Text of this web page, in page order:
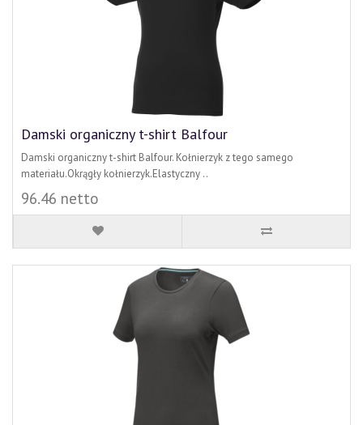
Damski organiczny t-shirt Balfour
Damski organiczny t-shirt Balfour. Kołnierzyk z tego samego
materiału.Okrągły kołnierzyk.Elastyczny ..
96.46 netto